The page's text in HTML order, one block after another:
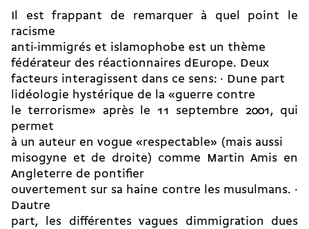
Il est frappant de remarquer à quel point le
racisme
anti-immigrés et islamophobe est un thème
fédérateur des réactionnaires dEurope. Deux
facteurs interagissent dans ce sens: · Dune part
lidéologie hystérique de la «guerre contre
le terrorisme» après le 11 septembre 2001, qui
permet
à un auteur en vogue «respectable» (mais aussi
misogyne et de droite) comme Martin Amis en
Angleterre de pontifier
ouvertement sur sa haine contre les musulmans. ·
Dautre
part, les différentes vagues dimmigration dues